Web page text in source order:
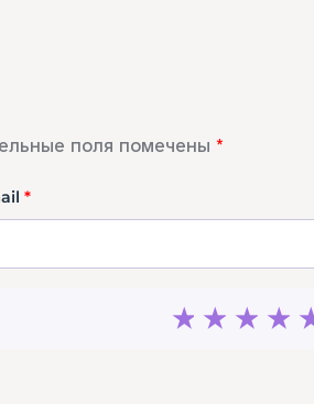
поля помечены *
*
4
3
2
1